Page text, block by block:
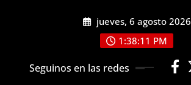
jueves, 6 agosto 2026
1:38:12 PM
Seguinos en las redes